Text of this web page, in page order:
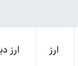
ارز ارز